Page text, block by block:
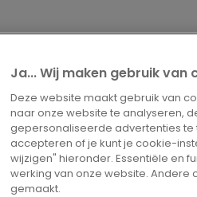
Ja... Wij maken gebruik van
Deze website maakt gebruik van
naar onze website te analyseren,
gepersonaliseerde advertenties te
accepteren of je kunt je cookie-
wijzigen" hieronder. Essentiële en
werking van onze website.
gemaakt.